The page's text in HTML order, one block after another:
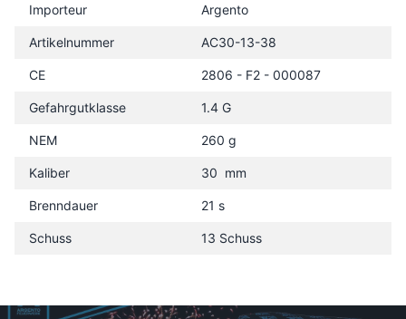
Importeur Argento
Artikelnummer AC30-13-38
CE 2806 - F2 - 000087
Gefahrgutklasse 1.4 G
NEM 260 g
Kaliber 30 mm
Brenndauer 21 s
Schuss 13 Schuss